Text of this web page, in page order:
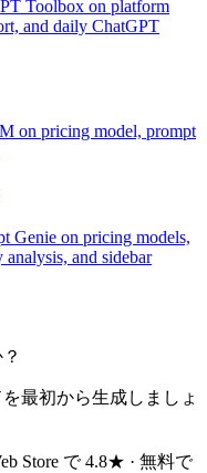
Toolbox on platform
and daily ChatGPT
on pricing model, prompt
Genie on pricing models,
and sidebar
最初から生成しましょ
Store で 4.8★ · 無料で